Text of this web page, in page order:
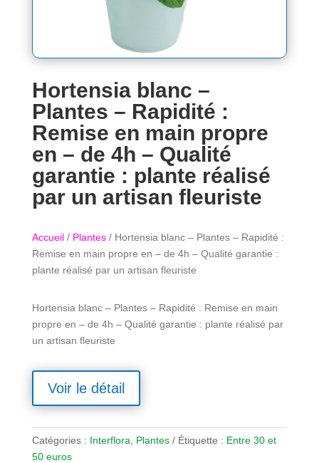
Hortensia blanc –
Plantes – Rapidité :
Remise en main propre
en – de 4h – Qualité
garantie : plante réalisé
par un artisan fleuriste
Accueil/ Plantes/ Hortensia blanc – Plantes – Rapidité :
Remise en main propre en – de 4h – Qualité garantie :
plante réalisé par un artisan fleuriste
Hortensia blanc – Plantes – Rapidité : Remise en main
propre en – de 4h – Qualité garantie : plante réalisé par
un artisan fleuriste
Voir le détail
Catégories : Interflora Plantes Étiquette : Entre 30 et
50 euros